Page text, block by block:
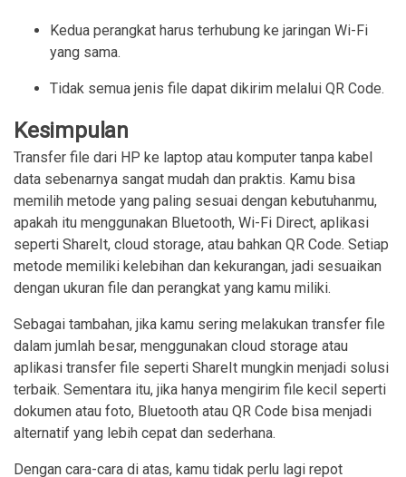
Kedua perangkat harus terhubung ke jaringan Wi-Fi
yang sama.
Tidak semua jenis file dapat dikirim melalui QR Code.
Kesimpulan
Transfer file dari HP ke laptop atau komputer tanpa kabel
data sebenarnya sangat mudah dan praktis. Kamu bisa
memilih metode yang paling sesuai dengan kebutuhanmu,
apakah itu menggunakan Bluetooth, Wi-Fi Direct, aplikasi
seperti ShareIt, cloud storage, atau bahkan QR Code. Setiap
metode memiliki kelebihan dan kekurangan, jadi sesuaikan
dengan ukuran file dan perangkat yang kamu miliki.
Sebagai tambahan, jika kamu sering melakukan transfer file
dalam jumlah besar, menggunakan cloud storage atau
aplikasi transfer file seperti ShareIt mungkin menjadi solusi
terbaik. Sementara itu, jika hanya mengirim file kecil seperti
dokumen atau foto, Bluetooth atau QR Code bisa menjadi
alternatif yang lebih cepat dan sederhana.
Dengan cara-cara di atas, kamu tidak perlu lagi repot